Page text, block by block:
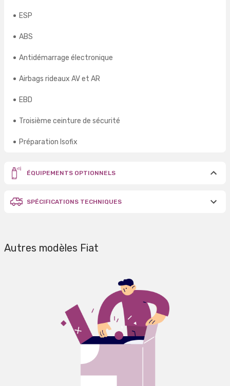
ESP
ABS
Antidémarrage électronique
Airbags rideaux AV et AR
EBD
Troisième ceinture de sécurité
Préparation Isofix
ÉQUIPEMENTS OPTIONNELS
SPÉCIFICATIONS TECHNIQUES
Autres modèles Fiat